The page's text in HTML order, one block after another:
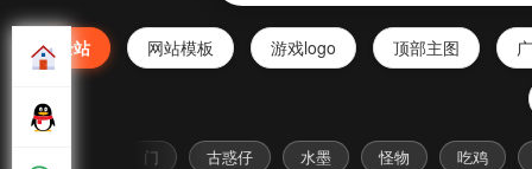
全站 网站模板 游戏logo 顶部主图
古惑仔 水墨 怪物 吃鸡